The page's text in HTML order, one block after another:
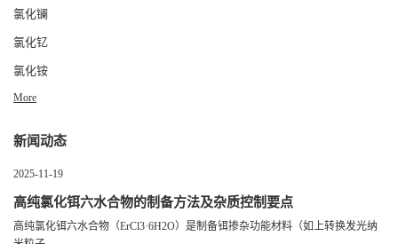
氯化镧
氯化钇
氯化铵
More
新闻动态
2025-11-19
高纯氯化铒六水合物的制备方法及杂质控制要点
高纯氯化铒六水合物（ErCl3·6H2O）是制备铒掺杂功能材料（如上转换发光纳